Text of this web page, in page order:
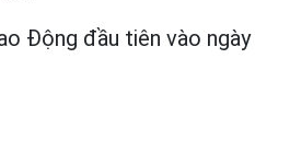
Động đầu tiên vào ngày